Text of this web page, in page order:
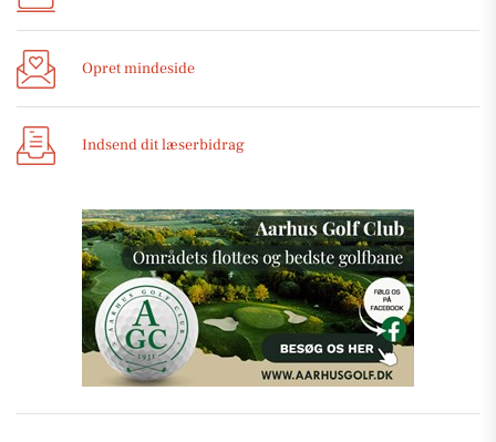
Opret mindeside
Indsend dit læserbidrag